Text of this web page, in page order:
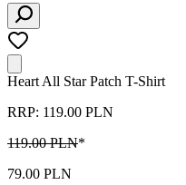
Heart All Star Patch T-Shirt
RRP: 119.00 PLN
119.00 PLN*
79.00 PLN